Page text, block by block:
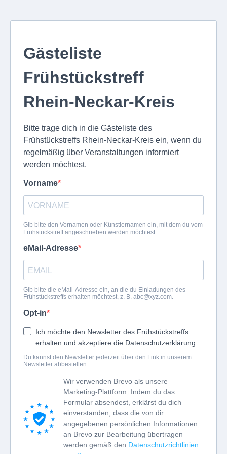
Gästeliste
Frühstückstreff
Rhein-Neckar-Kreis
Bitte trage dich in die Gästeliste des
Frühstückstreffs Rhein-Neckar-Kreis ein, wenn du
regelmäßig über Veranstaltungen informiert
werden möchtest.
Vorname
Gib bitte den Vornamen oder Künstlernamen ein, mit dem du vom
Frühstückstreff angeschrieben werden möchtest.
eMail-Adresse
Gib bitte die eMail-Adresse ein, an die du Einladungen des
Frühstückstreffs erhalten möchtest, z. B. abc@xyz.com.
Opt-in
Ich möchte den Newsletter des Frühstückstreffs
erhalten und akzeptiere die Datenschutzerklärung.
Du kannst den Newsletter jederzeit über den Link in unserem
Newsletter abbestellen.
Wir verwenden Brevo als unsere
Marketing-Plattform. Indem du das
Formular absendest, erklärst du dich
einverstanden, dass die von dir
angegebenen persönlichen Informationen
an Brevo zur Bearbeitung übertragen
werden gemäß den Datenschutzrichtlinien